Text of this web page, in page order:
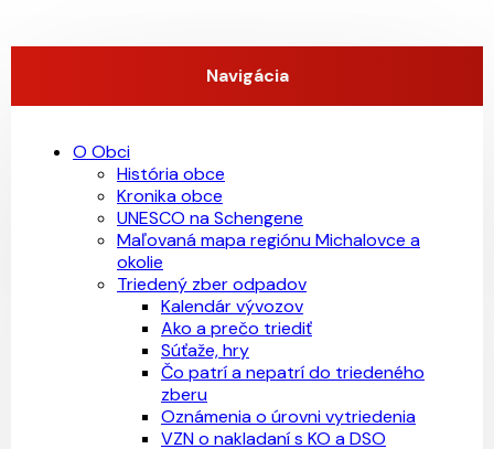
Navigácia
O Obci
História obce
Kronika obce
UNESCO na Schengene
Maľovaná mapa regiónu Michalovce a
okolie
Triedený zber odpadov
Kalendár vývozov
Ako a prečo triediť
Súťaže, hry
Čo patrí a nepatrí do triedeného
zberu
Oznámenia o úrovni vytriedenia
VZN o nakladaní s KO a DSO